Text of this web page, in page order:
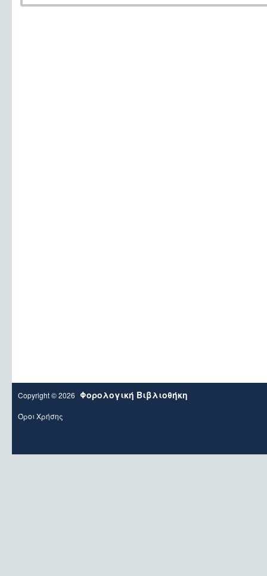
Copyright © 2026 Φορολογική Βιβλιοθήκη
Όροι Χρήσης